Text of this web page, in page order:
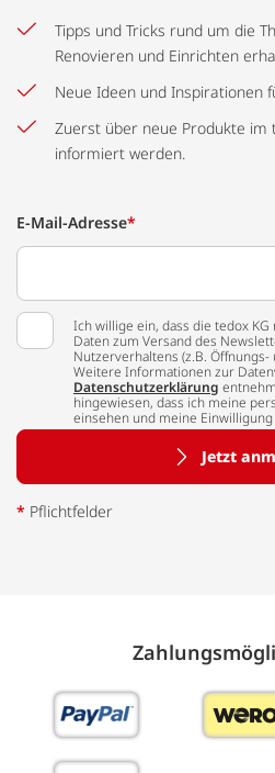
Tipps und Tricks rund um die
Renovieren und Einrichten
Neue Ideen und Inspirationen
Zuerst über neue Produkte im
informiert werden.
E-Mail-Adresse*
Ich willige ein, dass die tedox
Daten zum Versand des
Nutzerverhaltens (z.B.
Weitere Informationen zur
Datenschutzerklärung
hingewiesen, dass ich meine
einsehen und meine
Jetzt
* Pflichtfelder